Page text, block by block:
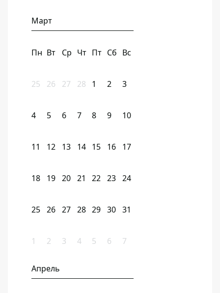
Март
Пн Вт Ср Чт Пт Сб Вс
25 26 27 28 1 2 3
4 5 6 7 8 9 10
11 12 13 14 15 16 17
18 19 20 21 22 23 24
25 26 27 28 29 30 31
1 2 3 4 5 6 7
Апрель